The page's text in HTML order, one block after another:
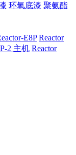
环氧底漆 聚氨酯
E8P Reactor
2 主机 Reactor